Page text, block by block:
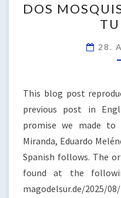
DOS
28.
This blog post
previous post in
promise we made to
Miranda, Eduardo
Spanish follows. The
found at the
magodelsur.de/2025/